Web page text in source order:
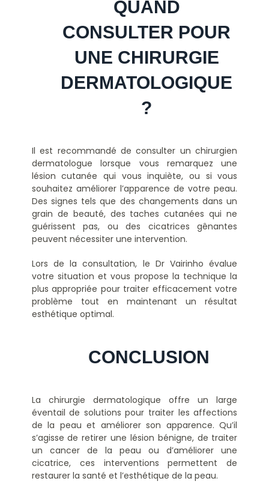
QUAND
CONSULTER POUR
UNE CHIRURGIE
DERMATOLOGIQUE
?
Il est recommandé de consulter un chirurgien
dermatologue lorsque vous remarquez une
lésion cutanée qui vous inquiète, ou si vous
souhaitez améliorer l’apparence de votre peau.
Des signes tels que des changements dans un
grain de beauté, des taches cutanées qui ne
guérissent pas, ou des cicatrices gênantes
peuvent nécessiter une intervention.
Lors de la consultation, le Dr Vairinho évalue
votre situation et vous propose la technique la
plus appropriée pour traiter efficacement votre
problème tout en maintenant un résultat
esthétique optimal.
CONCLUSION
La chirurgie dermatologique offre un large
éventail de solutions pour traiter les affections
de la peau et améliorer son apparence. Qu’il
s’agisse de retirer une lésion bénigne, de traiter
un cancer de la peau ou d’améliorer une
cicatrice, ces interventions permettent de
restaurer la santé et l’esthétique de la peau.